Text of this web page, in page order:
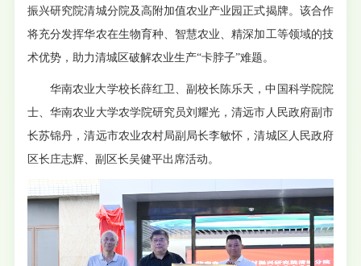
振兴研究院清城分院及高附加值农业产业园正式揭牌。该合作
将充分发挥华农在生物育种、智慧农业、精深加工等领域的技
术优势，助力清城区破解农业生产“卡脖子”难题。
华南农业大学校长薛红卫、副校长陈乐天，中国科学院院
士、华南农业大学农学院研究员刘耀光，清远市人民政府副市
长苏锦丹，清远市农业农村局副局长李敏怀，清城区人民政府
区长庄志辉、副区长吴健平出席活动。